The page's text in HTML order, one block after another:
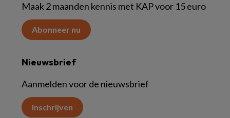
Maak 2 maanden kennis met KAP voor 15 euro
Abonneer nu
Nieuwsbrief
Aanmelden voor de nieuwsbrief
Inschrijven